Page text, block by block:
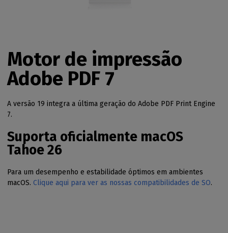
Motor de impressão
Adobe PDF 7
A versão 19 integra a última geração do Adobe PDF Print Engine
7.
Suporta oficialmente macOS
Tahoe 26
Para um desempenho e estabilidade óptimos em ambientes
macOS. Clique aqui para ver as nossas compatibilidades de SO.